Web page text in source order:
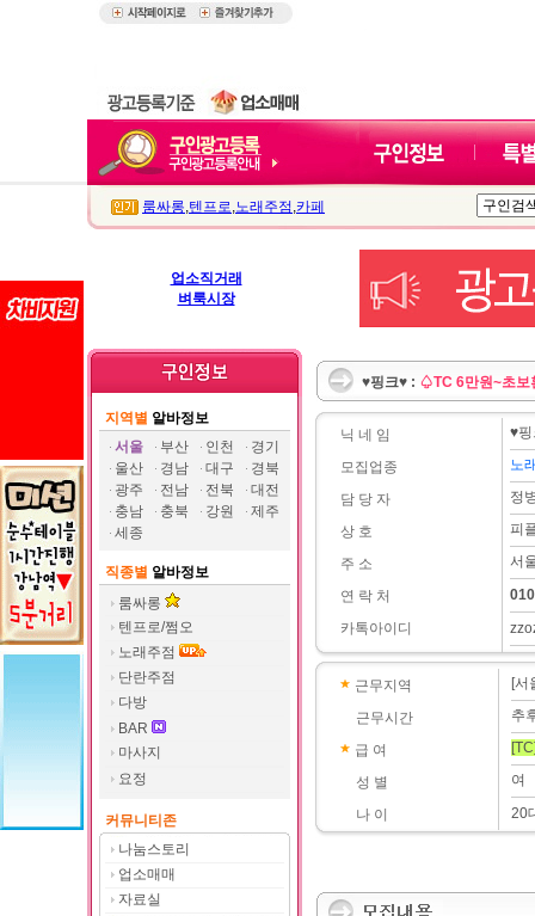
룸싸롱,텐프로,노래주점 ,카페
업소직거래
벼룩시장
지역별 알바정보
서울
부산 인천
경기
울산
경남 대구
경북
광주
전남 전북
대전
충남
충북 강원
제주
세종
직종별 알바정보
룸싸롱
텐프로/쩜오
노래주점
단란주점
다방
BAR
마사지
요정
커뮤니티존
나눔스토리
업소매매
자료실
♥핑크♥ : ♤TC 6만원~초보
닉 네 임
모집업종
담 당 자
상 호
주 소
연 락 처
카톡아이디
♥
노
정
피
서
근무지역
근무시간
급 여
성 별
나 이
[서
추
여
20